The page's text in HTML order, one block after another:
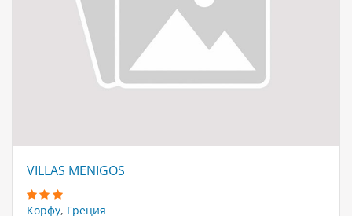
VILLAS MENIGOS
Корфу, Греция